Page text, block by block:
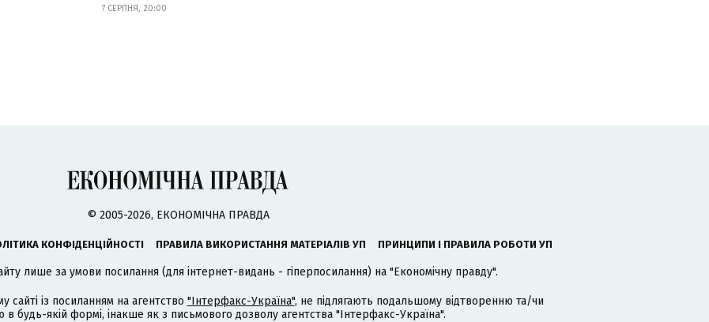
7 СЕРПНЯ, 20:00
© 2005-2026, ЕКОНОМІЧНА ПРАВДА
КОНФІДЕНЦІЙНОСТІ ПРАВИЛА ВИКОРИСТАННЯ МАТЕРІАЛІВ УП ПРИНЦИПИ І ПРАВИЛА РОБОТИ УП
лише за умови посилання (для інтернет-видань - гіперпосилання) на "Економічну правду".
сайті із посиланням на агентство "Інтерфакс-Україна", не підлягають подальшому відтворенню та/чи
будь-якій формі, інакше як з письмового дозволу агентства "Інтерфакс-Україна".